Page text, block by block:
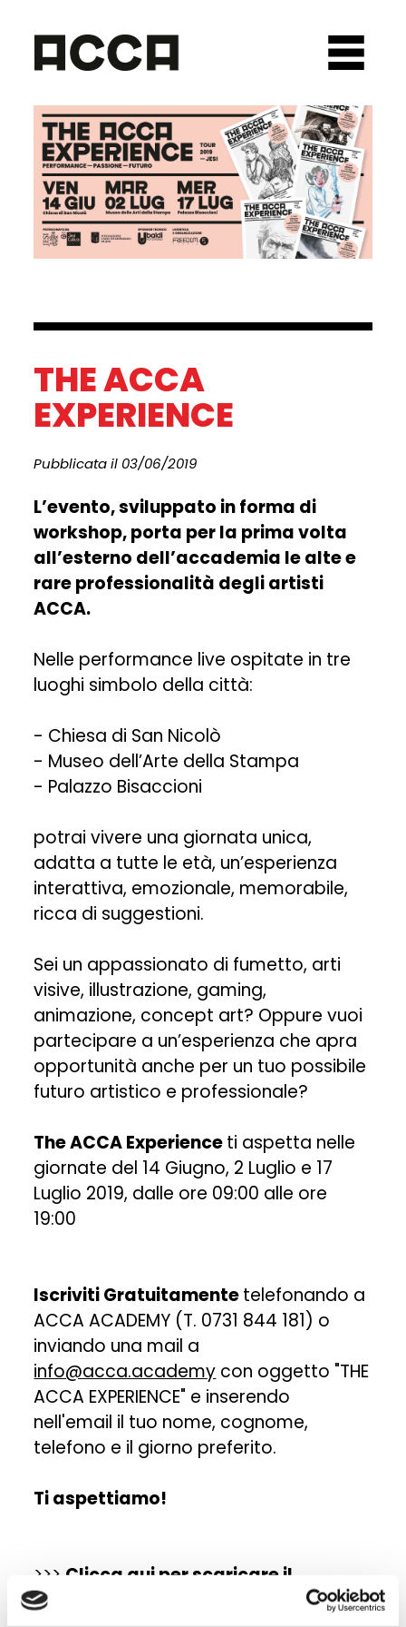
THE ACCA
EXPERIENCE
Pubblicata il 03/06/2019
L’evento, sviluppato in forma di
workshop, porta per la prima volta
all’esterno dell’accademia le alte e
rare professionalità degli artisti
ACCA.
Nelle performance live ospitate in tre
luoghi simbolo della città:
- Chiesa di San Nicolò
- Museo dell’Arte della Stampa
- Palazzo Bisaccioni
potrai vivere una giornata unica,
adatta a tutte le età, un’esperienza
interattiva, emozionale, memorabile,
ricca di suggestioni.
Sei un appassionato di fumetto, arti
visive, illustrazione, gaming,
animazione, concept art? Oppure vuoi
partecipare a un’esperienza che apra
opportunità anche per un tuo possibile
futuro artistico e professionale?
The ACCA Experienceti aspetta nelle
giornate del 14 Giugno, 2 Luglio e 17
Luglio 2019, dalle ore 09:00 alle ore
19:00
Iscriviti Gratuitamentetelefonando a
ACCA ACADEMY (T. 0731 844 181) o
inviando una mail a
info@acca.academy con oggetto "THE
ACCA EXPERIENCE" e inserendo
nell'email il tuo nome, cognome,
telefono e il giorno preferito.
Ti aspettiamo!
>>> Clicca qui per scaricare il
volantino dell'evento